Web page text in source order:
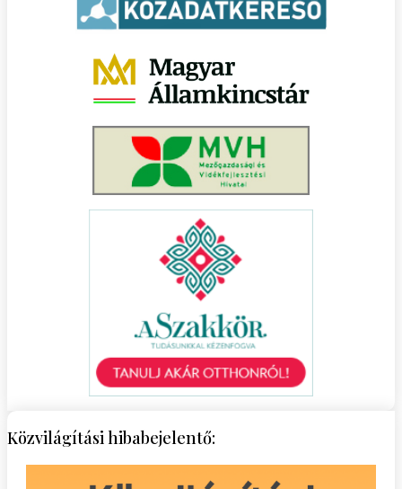
Közvilágítási hibabejelentő: